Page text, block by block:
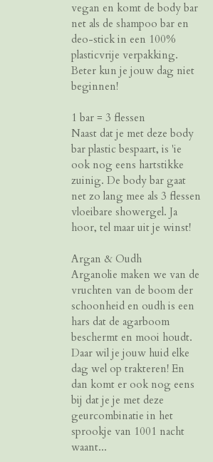
vegan en komt de body bar
net als de shampoo bar en
deo-stick in een 100%
plasticvrije verpakking.
Beter kun je jouw dag niet
beginnen!
1 bar = 3 flessen
Naast dat je met deze body
bar plastic bespaart, is 'ie
ook nog eens hartstikke
zuinig. De body bar gaat
net zo lang mee als 3 flessen
vloeibare showergel. Ja
hoor, tel maar uit je winst!
Argan & Oudh
Arganolie maken we van de
vruchten van de boom der
schoonheid en oudh is een
hars dat de agarboom
beschermt en mooi houdt.
Daar wil je jouw huid elke
dag wel op trakteren! En
dan komt er ook nog eens
bij dat je je met deze
geurcombinatie in het
sprookje van 1001 nacht
waant...